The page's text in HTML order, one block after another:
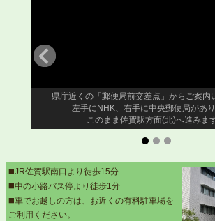
県庁近くの「郵便局前交差点」からご案内
左手にNHK、右手に中央郵便局があり
このまま佐賀駅方面(北)へ進みます
◼️JR佐賀駅南口より徒歩15分
◼️中の小路バス停より徒歩1分
◼️車でお越しの方は、お近くの有料駐車場を
ご利用ください。